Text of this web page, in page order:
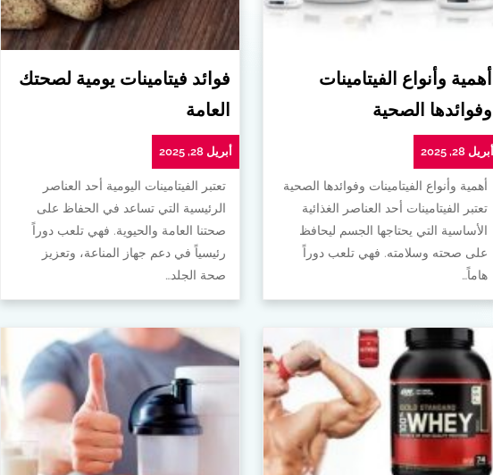
أهمية وأنواع الفيتامينات
وفوائدها الصحية
أبريل 28, 2025
أهمية وأنواع الفيتامينات وفوائدها الصحية
تعتبر الفيتامينات أحد العناصر الغذائية
الأساسية التي يحتاجها الجسم ليحافظ
على صحته وسلامته. فهي تلعب دوراً
هاماً…
فوائد فيتامينات يومية لصحتك
العامة
أبريل 28, 2025
تعتبر الفيتامينات اليومية أحد العناصر
الرئيسية التي تساعد في الحفاظ على
صحتنا العامة والحيوية. فهي تلعب دوراً
رئيسياً في دعم جهاز المناعة، وتعزيز
صحة الجلد…